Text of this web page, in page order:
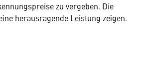
zu vergeben. Die
herausragende Leistung zeigen.